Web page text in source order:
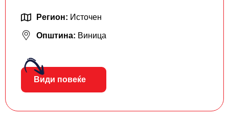
Регион: Источен
Општина: Виница
Види повеќе